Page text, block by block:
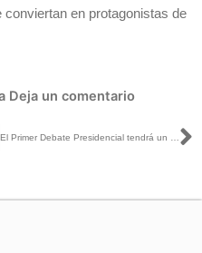
en protagonistas de
Deja un comentario